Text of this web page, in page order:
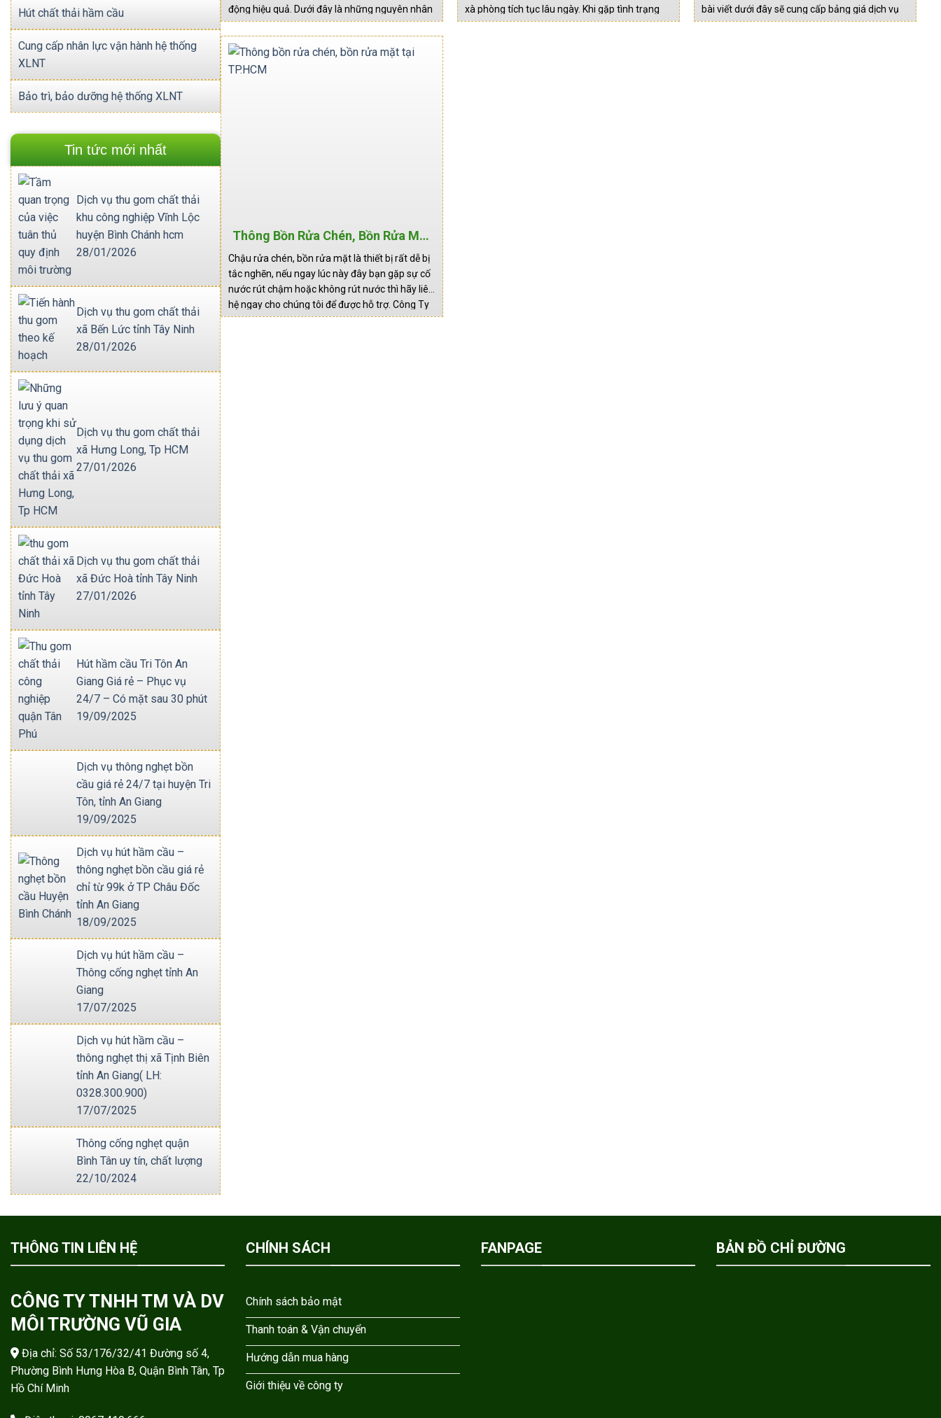
Hút chất thải hầm cầu
Cung cấp nhân lực vận hành hệ thống
XLNT
Bảo trì, bảo dưỡng hệ thống XLNT
Tin tức mới nhất
Dịch vụ thu gom chất thải
khu công nghiệp Vĩnh Lộc
huyện Bình Chánh hcm
28/01/2026
Dịch vụ thu gom chất thải
xã Bến Lức tỉnh Tây Ninh
28/01/2026
Dịch vụ thu gom chất thải
xã Hưng Long, Tp HCM
27/01/2026
Dịch vụ thu gom chất thải
xã Đức Hoà tỉnh Tây Ninh
27/01/2026
Hút hầm cầu Tri Tôn An
Giang Giá rẻ – Phục vụ
24/7 – Có mặt sau 30 phút
19/09/2025
Dịch vụ thông nghẹt bồn
cầu giá rẻ 24/7 tại huyện Tri
Tôn, tỉnh An Giang
19/09/2025
Dịch vụ hút hầm cầu –
thông nghẹt bồn cầu giá rẻ
chỉ từ 99k ở TP Châu Đốc
tỉnh An Giang
18/09/2025
Dịch vụ hút hầm cầu –
Thông cống nghẹt tỉnh An
Giang
17/07/2025
Dịch vụ hút hầm cầu –
thông nghẹt thị xã Tịnh Biên
tỉnh An Giang( LH:
0328.300.900)
17/07/2025
Thông cống nghẹt quận
Bình Tân uy tín, chất lượng
22/10/2024
động hiệu quả. Dưới đây là những nguyên nhân
chính dẫn đến tình trạng này: Tắc đường thoát
bể phốt: Bể phốt đã đầy hoặc thoát nước…
xà phòng tích tục lâu ngày. Khi gặp tình trạng
này, Quý khách hàng cần tìm đến một dịch vụ
bài viết dưới đây sẽ cung cấp bảng giá dịch vụ
thông tắc bồn cầu giá rẻ mới nhất . Nguyên
Thông Bồn Rửa Chén, Bồn Rửa Mặt
Tại TP.HCM
Chậu rửa chén, bồn rửa mặt là thiết bị rất dễ bị
tắc nghẽn, nếu ngay lúc này đây bạn gặp sự cố
nước rút chậm hoặc không rút nước thì hãy liên
hệ ngay cho chúng tôi để được hỗ trợ. Công Ty
TNHH TM Và DV Môi Trường Vũ Gia Địa chỉ:
THÔNG TIN LIÊN HỆ
CÔNG TY TNHH TM VÀ DV
MÔI TRƯỜNG VŨ GIA
Địa chỉ: Số 53/176/32/41 Đường số 4,
Phường Bình Hưng Hòa B, Quận Bình Tân, Tp
Hồ Chí Minh
CHÍNH SÁCH
Chính sách bảo mật
Thanh toán & Vận chuyển
Hướng dẫn mua hàng
Giới thiệu về công ty
FANPAGE BẢN ĐỒ CHỈ ĐƯỜNG